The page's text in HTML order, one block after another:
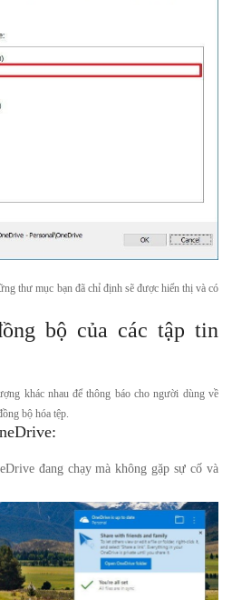
thư mục bạn đã chỉ định sẽ được hiển thị và có
bộ của các tập tin
khác nhau để thông báo cho người dùng về
bộ hóa tệp.
đang chạy mà không gặp sự cố và